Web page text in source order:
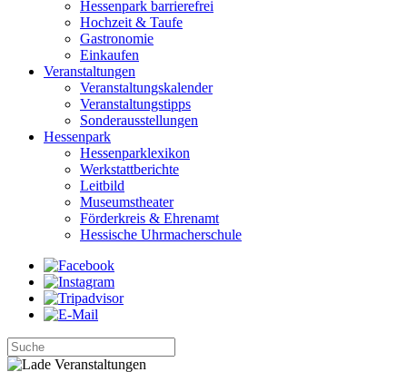
Hessenpark barrierefrei
Hochzeit & Taufe
Gastronomie
Einkaufen
Veranstaltungen
Veranstaltungskalender
Veranstaltungstipps
Sonderausstellungen
Hessenpark
Hessenparklexikon
Werkstattberichte
Leitbild
Museumstheater
Förderkreis & Ehrenamt
Hessische Uhrmacherschule